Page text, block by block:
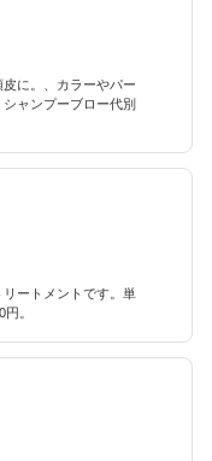
に。、カラーやパー
ャンプーブロー代別
ートメントです。単
。